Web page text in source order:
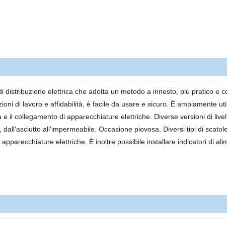
elettrica che adotta un metodo a innesto, più pratico e
di lavoro e affidabilità, è facile da usare e sicuro. È ampiamente
il collegamento di apparecchiature elettriche. Diverse versioni di
all'impermeabile. Occasione piovosa. Diversi tipi di
elettriche. È inoltre possibile installare indicatori di